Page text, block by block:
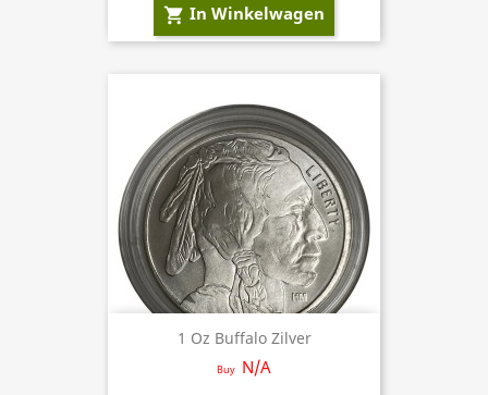
shopping_cart In Winkelwagen
1 Oz Buffalo Zilver
Buy N/A